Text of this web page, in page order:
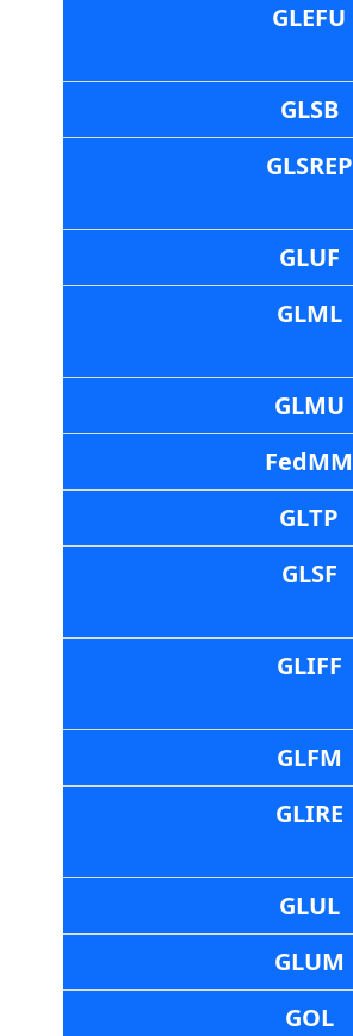
GLEFU
GLSB
GLSREP
GLUF
GLML
GLMU
FedMM
GLTP
GLSF
GLIFF
GLFM
GLIRE
GLUL
GLUM
GOL